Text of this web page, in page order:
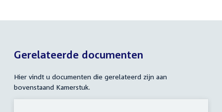
Gerelateerde documenten
Hier vindt u documenten die gerelateerd zijn aan
bovenstaand Kamerstuk.